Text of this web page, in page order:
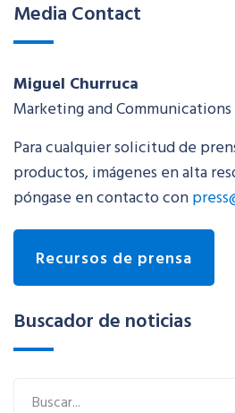
Media Contact
Miguel Churruca
Marketing and
Para cualquier solicitud de
productos, imágenes en alta
póngase en contacto con
Recursos de prensa
Buscador de noticias